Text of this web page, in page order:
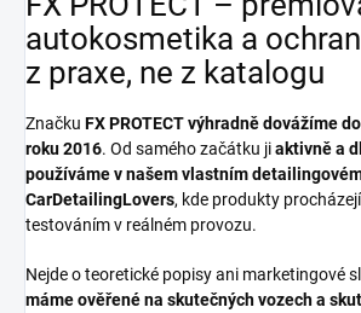
autokosmetika a
z praxe, ne z katalogu
Značku FX PROTECTvýhradně dovážíme
roku 2016. Od samého začátku jiaktivně a
používáme v našem vlastním
CarDetailingLovers, kde produkty
testováním v reálném provozu.
Nejde o teoretické popisy ani marketingové
máme ověřené na skutečných vozech a